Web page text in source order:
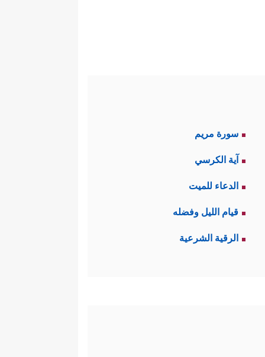
سورة مريم
آية الكرسي
الدعاء للميت
قيام الليل وفضله
الرقية الشرعية